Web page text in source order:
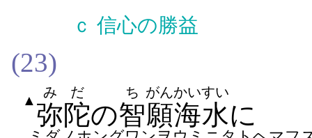
ｃ 信心の勝益
(23)
▲ 弥陀
みだ
の智
ち
願
がん
海水
かいすい
に